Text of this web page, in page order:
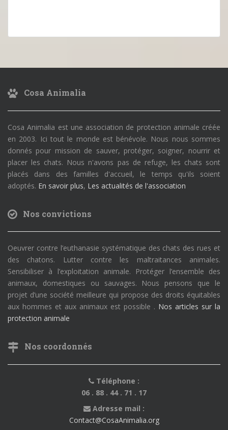
Cosa Animalia
Cosa Animalia est une association de protection animale créée
en 2003. Ici tout le monde est bénévole. Nous nous sommes
donnés pour mission de sauver, protéger, soigner, nourrir et
placer les chats. Nous n'avons pas de refuge, les chats sont
placés dans des familles d'accueil, le temps qu'ils soient
adoptés. En savoir plus, Les actualités de l'association
Nos convictions
Oeuvrer contre l’euthanasie systématique des chats des rues et
des chatons. Lutter contre les maltraitances animales.
Sensibiliser à l’exploitation animale. Protéger l’ensemble des
animaux, domestiques ou sauvages. Nous pensons que le
projet d’une société meilleure qui propose des droits équitables
aux hommes et aux animaux est possible . Nos articles sur la
protection animale
Nos coordonnés
Téléphone :
06 . 88 . 44 . 71 . 17
Adresse mail :
Contact@CosaAnimalia.org